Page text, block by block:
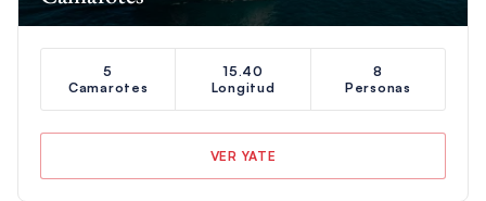
5
Camarotes
15.40
Longitud
8
Personas
VER YATE